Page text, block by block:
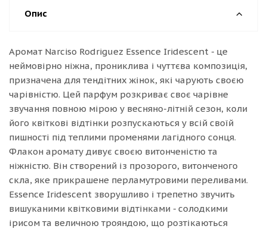
Опис
Аромат Narciso Rodriguez Essence Iridescent - це
неймовірно ніжна, прониклива і чуттєва композиція,
призначена для тендітних жінок, які чарують своєю
чарівністю. Цей парфум розкриває своє чарівне
звучання повною мірою у весняно-літній сезон, коли
його квіткові відтінки розпускаються у всій своїй
пишності під теплими променями лагідного сонця.
Флакон аромату дивує своєю витонченістю та
ніжністю. Він створений із прозорого, витонченого
скла, яке прикрашене перламутровими переливами.
Essence Iridescent зворушливо і трепетно звучить
вишуканими квітковими відтінками - солодкими
ірисом та величною трояндою, що розтікаються